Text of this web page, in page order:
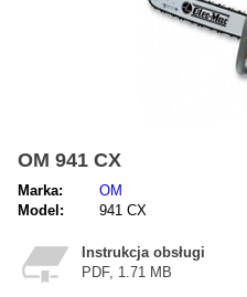
OM 941 CX
Marka:
OM
Model:
941 CX
Instrukcja obsługi
PDF, 1.71 MB